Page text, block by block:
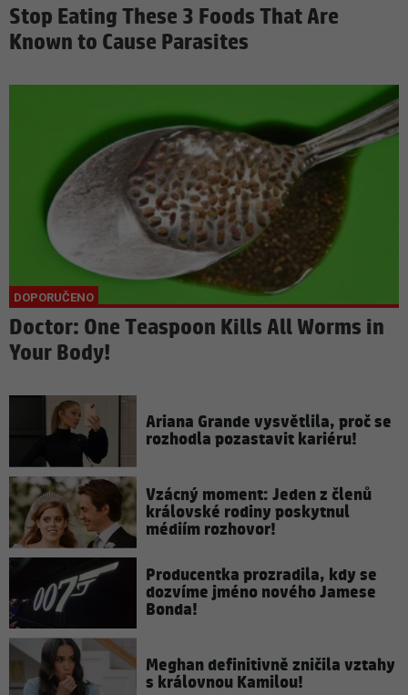
Stop Eating These 3 Foods That Are
Known to Cause Parasites
Doctor: One Teaspoon Kills All Worms in
Your Body!
Ariana Grande vysvětlila, proč se
rozhodla pozastavit kariéru!
Vzácný moment: Jeden z členů
královské rodiny poskytnul
médiím rozhovor!
Producentka prozradila, kdy se
dozvíme jméno nového Jamese
Bonda!
Meghan definitivně zničila vztahy
s královnou Kamilou!